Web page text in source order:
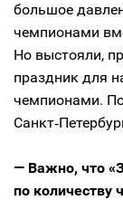
большое
чемпионами
Но выстояли,
праздник для
чемпионами.
— Важно, что
по количеству